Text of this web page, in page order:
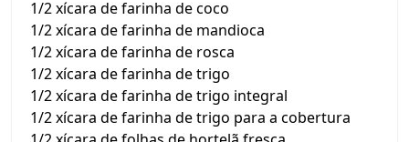
1/2 xícara de farinha de coco
1/2 xícara de farinha de mandioca
1/2 xícara de farinha de rosca
1/2 xícara de farinha de trigo
1/2 xícara de farinha de trigo integral
1/2 xícara de farinha de trigo para a cobertura